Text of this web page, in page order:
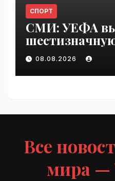
СПОРТ
СМИ: УЕФА
любовнице
VseTime.ru
08.08.2026
Все
мира —